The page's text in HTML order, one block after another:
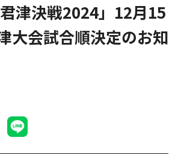
津決戦2024」12月15
大会試合順決定のお知